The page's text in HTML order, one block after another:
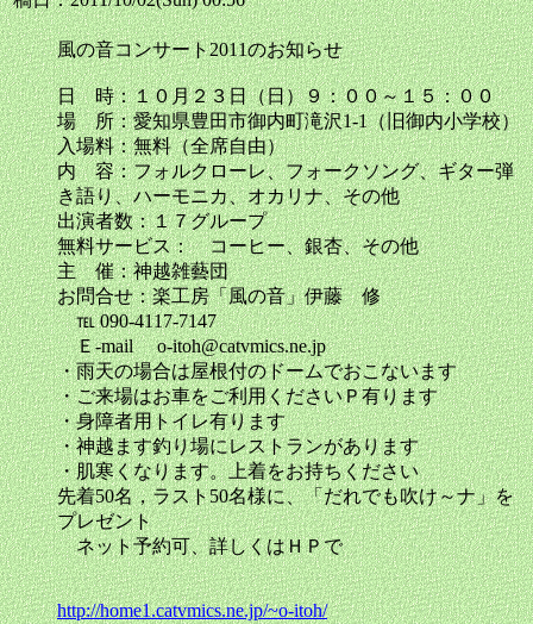
風の音コンサート2011のお知らせ
日 時：１０月２３日（日）９：００～１５：００
場 所：愛知県豊田市御内町滝沢1-1（旧御内小学校）
入場料：無料（全席自由）
内 容：フォルクローレ、フォークソング、ギター弾
き語り、ハーモニカ、オカリナ、その他
出演者数：１７グループ
無料サービス： コーヒー、銀杏、その他
主 催：神越雑藝団
お問合せ：楽工房「風の音」伊藤 修
℡ 090-4117-7147
Ｅ-mail o-itoh@catvmics.ne.jp
・雨天の場合は屋根付のドームでおこないます
・ご来場はお車をご利用くださいＰ有ります
・身障者用トイレ有ります
・神越ます釣り場にレストランがあります
・肌寒くなります。上着をお持ちください
先着50名，ラスト50名様に、「だれでも吹け～ナ」を
プレゼント
ネット予約可、詳しくはＨＰで
http://home1.catvmics.ne.jp/~o-itoh/